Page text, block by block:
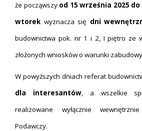
że począwszy od 15 września 2025
wtorek wyznacza się dni
budownictwa pok. nr 1 i 2, I piętro ze
złożonych wniosków o warunki
W powyższych dniach referat
dla interesantów, a wszelkie
realizowane wyłącznie
Podawczy.